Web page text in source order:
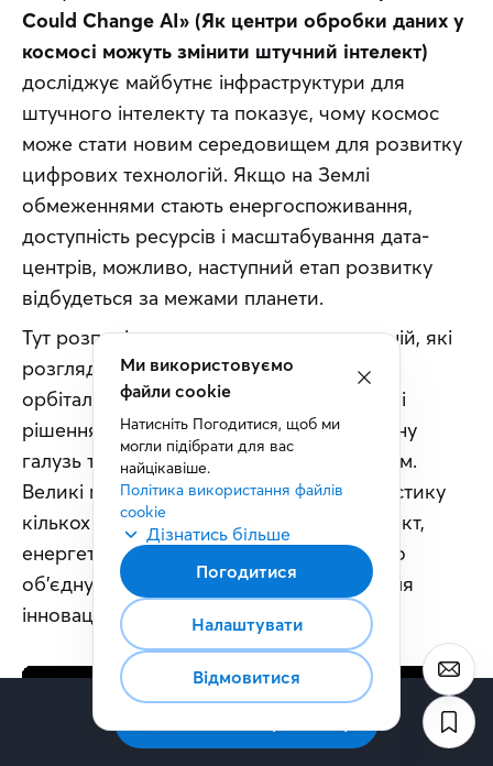
Could Change AI» (Як центри обробки даних у
космосі можуть змінити штучний інтелект)
досліджує майбутнє інфраструктури для
штучного інтелекту та показує, чому космос
може стати новим середовищем для розвитку
цифрових технологій. Якщо на Землі
обмеженнями стають енергоспоживання,
доступність ресурсів і масштабування дата-
центрів, можливо, наступний етап розвитку
відбудеться за межами планети.
Тут розповідається про проєкти компаній, які
розглядають можливість створення
орбітальних центрів обробки даних. Такі
рішення можуть змінити всю технологічну
галузь та економіку майбутнього загалом.
Великі можливості часто виникають на стику
кількох галузей. Космос, штучний інтелект,
енергетика та інфраструктура поступово
об’єднуються, створюючи нові ринки для
інноваційних компаній.
Ми використовуємо
файли cookie
Натисніть Погодитися, щоб ми
могли підібрати для вас
найцікавіше.
Політика використання файлів
cookie
Дізнатись більше
Погодитися
Налаштувати
Відмовитися